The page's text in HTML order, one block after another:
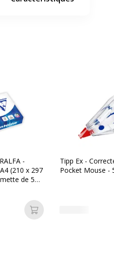
-
(210 x 297
de 500
Ajouter au panier
Tipp Ex -
Pocket Mouse -